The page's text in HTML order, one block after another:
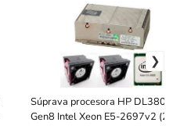
Súprava procesora HP DL380p
Gen8 Intel Xeon E5-2697v2 (2,7